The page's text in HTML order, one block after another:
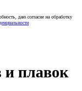
даю согласие на обработку
и плавок